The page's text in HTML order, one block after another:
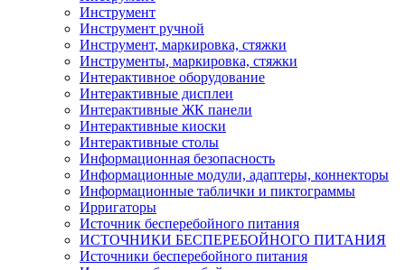
Инструмент
Инструмент ручной
Инструмент, маркировка, стяжки
Инструменты, маркировка, стяжки
Интерактивное оборудование
Интерактивные дисплеи
Интерактивные ЖК панели
Интерактивные киоски
Интерактивные столы
Информационная безопасность
Информационные модули, адаптеры, коннекторы
Информационные таблички и пиктограммы
Ирригаторы
Источник бесперебойного питания
ИСТОЧНИКИ БЕСПЕРЕБОЙНОГО ПИТАНИЯ
Источники бесперебойного питания